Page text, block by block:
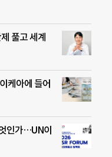
풀고 세계
케아에 들어
인가…UN이